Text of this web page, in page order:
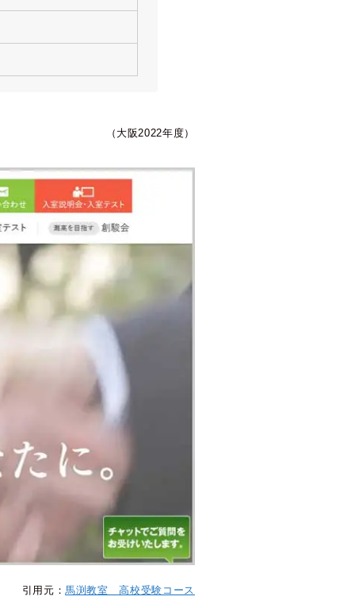
（大阪2022年度）
引用元：馬渕教室 高校受験コース